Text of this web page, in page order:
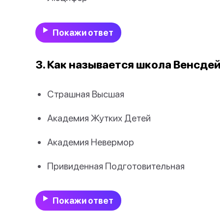
Покажи ответ
3. Как называется школа
Страшная Высшая
Академия Жутких Детей
Академия Невермор
Привиденная Подготовительная
Покажи ответ